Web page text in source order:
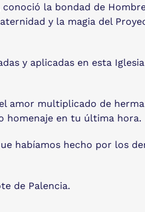
la bondad de
y la magia del
y aplicadas en esta
amor multiplicado de
homenaje en tu última hora.
habíamos hecho por los
de Palencia.